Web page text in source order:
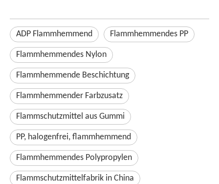
ADP Flammhemmend Flammhemmendes PP
Flammhemmendes Nylon
Flammhemmende Beschichtung
Flammhemmender Farbzusatz
Flammschutzmittel aus Gummi
PP, halogenfrei, flammhemmend
Flammhemmendes Polypropylen
Flammschutzmittelfabrik in China